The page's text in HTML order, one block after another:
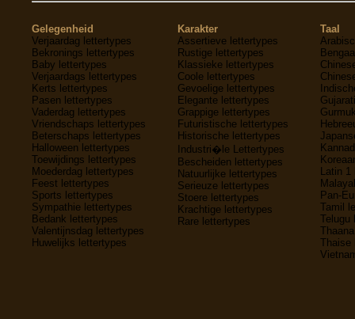
Gelegenheid
Verjaardag lettertypes
Bekronings lettertypes
Baby lettertypes
Verjaardags lettertypes
Kerts lettertypes
Pasen lettertypes
Vaderdag lettertypes
Vriendschaps lettertypes
Beterschaps lettertypes
Halloween lettertypes
Toewijdings lettertypes
Moederdag lettertypes
Feest lettertypes
Sports lettertypes
Sympathie lettertypes
Bedank lettertypes
Valentijnsdag lettertypes
Huwelijks lettertypes
Karakter
Assertieve lettertypes
Rustige lettertypes
Klassieke lettertypes
Coole lettertypes
Gevoelige lettertypes
Elegante lettertypes
Grappige lettertypes
Futuristische lettertypes
Historische lettertypes
Industri�le Lettertypes
Bescheiden lettertypes
Natuurlijke lettertypes
Serieuze lettertypes
Stoere lettertypes
Krachtige lettertypes
Rare lettertypes
Taal
Latin 1
Pan-
Tamil
Telugu
Thaise